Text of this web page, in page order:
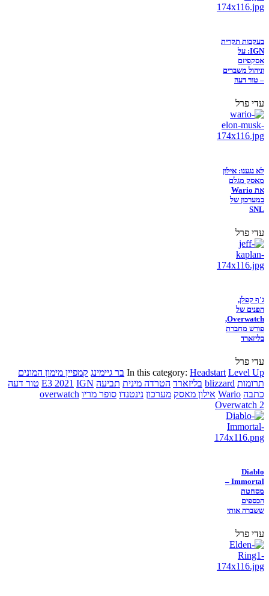
בעקבות תקרית
IGN: על
אסקפיזם
וניהול משברים
– טור דעה
עדי פרל
לא נגענו: אילון
מאסק מגלם
את Wario
במערכון של
SNL
עדי פרל
ג'ף קפלן,
הפנים של
Overwatch,
פורש מחברת
בליזארד
עדי פרל
In this category: Headstart Level Up בר גיימינג קמפיין מימון המונים
תרומות blizzard בליזארד הטרדה מינית תביעה E3 2021 IGN
טור דעה
כתבה Wario אילון מאסק מערכון נינטנדו סופר מריו overwatch
Overwatch 2
Diablo
Immortal –
מסחטת
הכספים
ששברה אותי
עדי פרל